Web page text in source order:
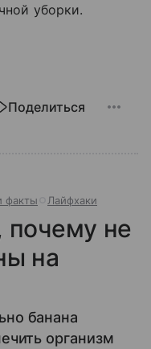
уборки.
Поделиться
факты Лайфхаки
почему не
на
банана
организм